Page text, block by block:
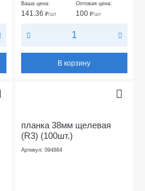
Ваша цена:
141.36 ₽/шт
Оптовая цена:
100 ₽/шт
В корзину
планка 38мм щелевая
(R3) (100шт.)
Артикул: 094864